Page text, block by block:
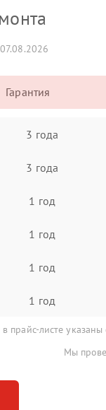
Гарантия
3 года
3 года
1 год
1 год
1 год
1 год
прайс-листе
Мы